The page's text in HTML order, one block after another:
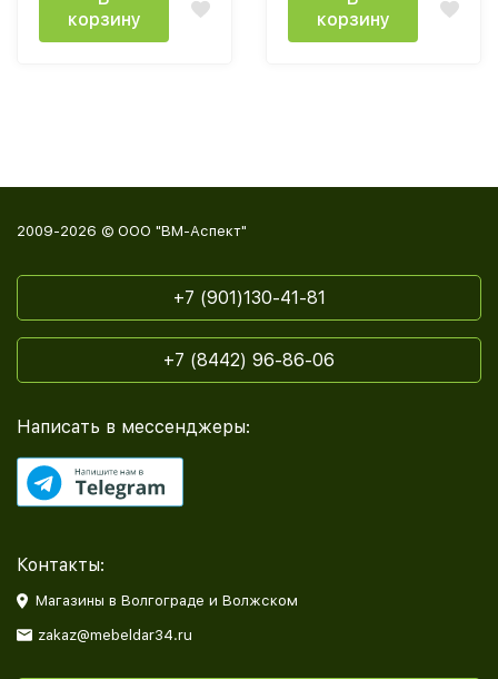
корзину
корзину
2009-2026 © ООО "ВМ-Аспект"
+7 (901)130-41-81
+7 (8442) 96-86-06
Написать в мессенджеры:
Контакты:
Магазины в Волгограде и Волжском
zakaz@mebeldar34.ru